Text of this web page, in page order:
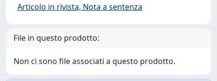
Articolo in rivista, Nota a sentenza
File in questo prodotto:
Non ci sono file associati a questo prodotto.